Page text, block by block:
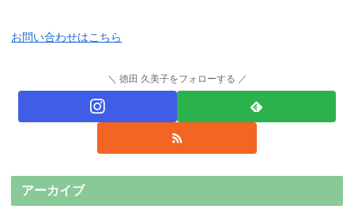
お問い合わせはこちら
徳田 久美子をフォローする
アーカイブ